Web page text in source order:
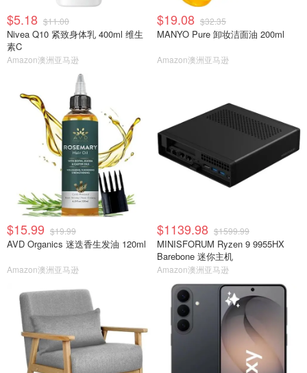
$5.18 $11.00
Nivea Q10 紧致身体乳 400ml 维生
素C
Amazon澳洲亚马逊
$19.08 $32.35
MANYO Pure 卸妆洁面油 200ml
Amazon澳洲亚马逊
$15.99 $19.99
AVD Organics 迷迭香生发油 120ml
Amazon澳洲亚马逊
$1139.98 $1599.99
MINISFORUM Ryzen 9 9955HX
Barebone 迷你主机
Amazon澳洲亚马逊